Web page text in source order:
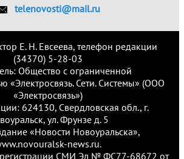
telenovosti@mail.ru
Е. Н. Евсеева, телефон редакции
(34370) 5-28-03
Общество с ограниченной
«Электросвязь. Сети. Системы» (ООО
«Электросвязь»)
624130, Свердловская обл., г.
ул. Фрунзе д. 5
«Новости Новоуральска»,
news.ru.
регистрации СМИ Эл № ФС77-68672 от